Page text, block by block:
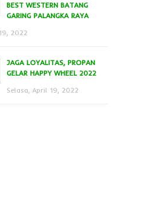
BEST WESTERN BATANG
GARING PALANGKA RAYA
2022
JAGA LOYALITAS, PROPAN
GELAR HAPPY WHEEL 2022
Selasa, April 19, 2022